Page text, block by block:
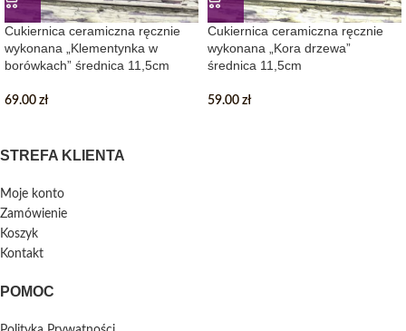
Cukiernica ceramiczna ręcznie
wykonana „Klementynka w
borówkach” średnica 11,5cm
69.00 zł
Cukiernica ceramiczna ręcznie
wykonana „Kora drzewa”
średnica 11,5cm
59.00 zł
STREFA KLIENTA
Moje konto
Zamówienie
Koszyk
Kontakt
POMOC